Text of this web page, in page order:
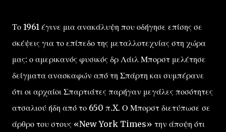
Το 1961 έγινε μια ανακάλυψη που οδήγησε επίσης σε
σκέψεις για το επίπεδο της μεταλλοτεχνίας στη χώρα
μας: ο αμερικανός φυσικός δρ Λάιλ Μπορστ μελέτησε
δείγματα ανασκαφών από τη Σπάρτη και συμπέρανε
ότι οι αρχαίοι Σπαρτιάτες παρήγαν μεγάλες ποσότητες
ατσαλιού ήδη από το 650 π.X. Ο Μπορστ διετύπωσε σε
άρθρο του στους «New York Times» την άποψη ότι